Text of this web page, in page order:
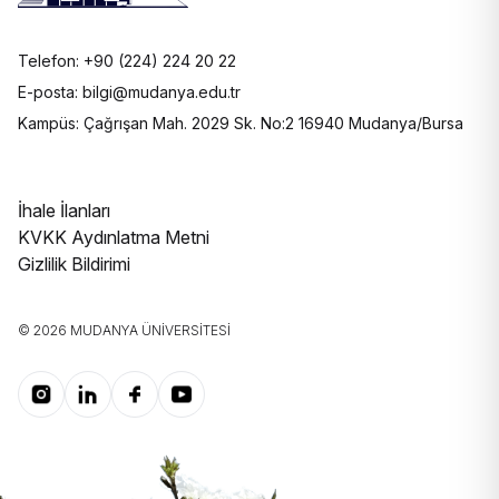
Telefon: +90 (224) 224 20 22
E-posta: bilgi@mudanya.edu.tr
Kampüs: Çağrışan Mah. 2029 Sk. No:2 16940 Mudanya/Bursa
İhale İlanları
KVKK Aydınlatma Metni
Gizlilik Bildirimi
© 2026 MUDANYA ÜNIVERSITESI